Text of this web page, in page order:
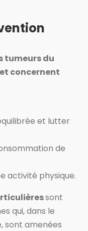
tumeurs du
concernent
et lutter
de
activité physique.
sont
qui, dans le
sont amenées